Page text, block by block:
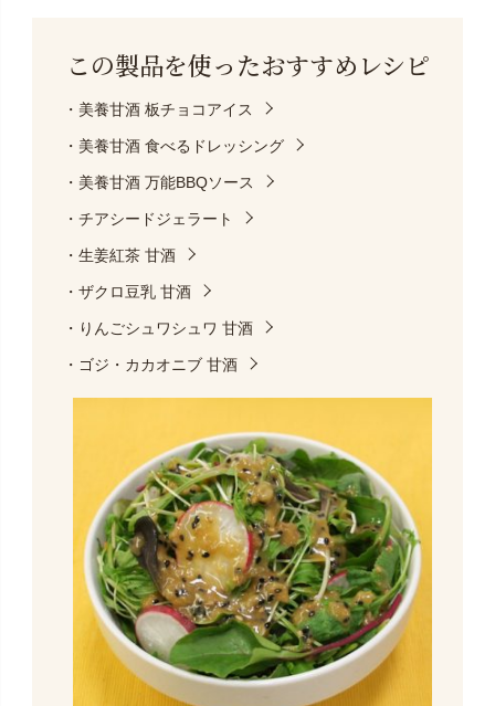
この製品を使ったおすすめレシピ
・美養甘酒 板チョコアイス
・美養甘酒 食べるドレッシング
・美養甘酒 万能BBQソース
・チアシードジェラート
・生姜紅茶 甘酒
・ザクロ豆乳 甘酒
・りんごシュワシュワ 甘酒
・ゴジ・カカオニブ 甘酒